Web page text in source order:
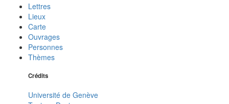
Lettres
Lieux
Carte
Ouvrages
Personnes
Thèmes
Crédits
Université de Genève